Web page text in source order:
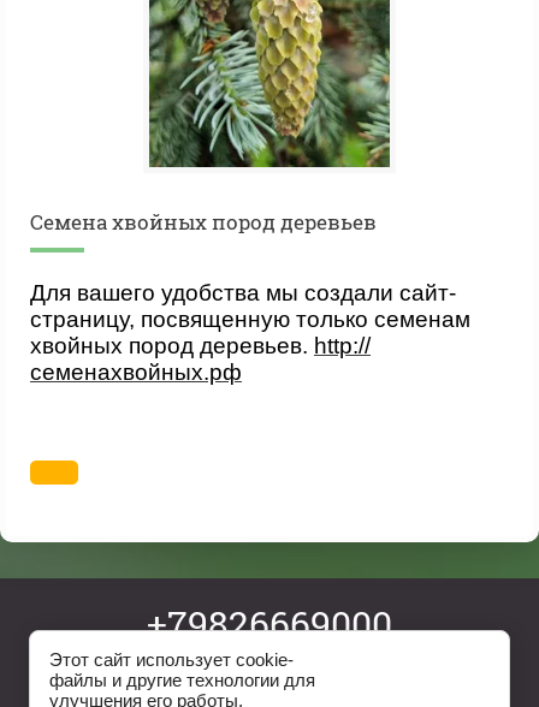
Cемена хвойных пород деревьев
Для вашего удобства мы создали сайт-
страницу, посвященную только семенам
хвойных пород деревьев. http://
семенахвойных.рф
+79826669000
ev05@yandex.ru
Этот сайт использует cookie-
файлы и другие технологии для
улучшения его работы.